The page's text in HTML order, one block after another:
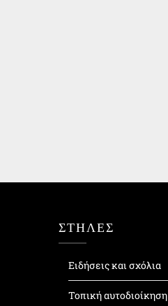
ΣΤΗΛΕΣ
Ειδήσεις και σχόλια
Τοπική αυτοδιοίκηση